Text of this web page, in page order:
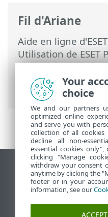
Fil d'Ariane
Aide en ligne d'ESET
Utilisation de ESET
PROTECT Menu
Tâches client>
des applications
Afficher le site
End of Life
Base de
Forum ESET
Your
choice
We and our partners
optimized online
and serve you with
collection of all cookies
decline all non-
essential cookies
clicking "Manage
withdraw your consent
anytime by clicking the
footer or in your
information, see our